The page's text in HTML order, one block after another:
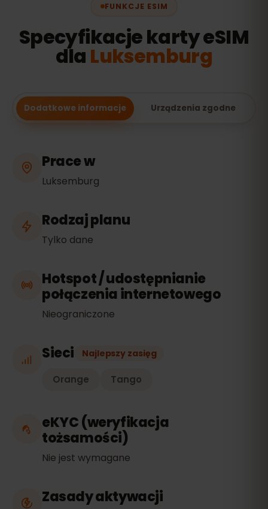
FUNKCJE ESIM
Specyfikacje karty eSIM
dla Luksemburg
Dodatkowe informacje Urządzenia zgodne
Prace w
Luksemburg
Rodzaj planu
Tylko dane
Hotspot / udostępnianie
połączenia internetowego
Nieograniczone
Sieci Najlepszy zasięg
Orange Tango
eKYC (weryfikacja
tożsamości)
Nie jest wymagane
Zasady aktywacji